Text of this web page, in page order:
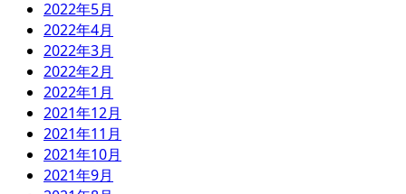
2022年5月
2022年4月
2022年3月
2022年2月
2022年1月
2021年12月
2021年11月
2021年10月
2021年9月